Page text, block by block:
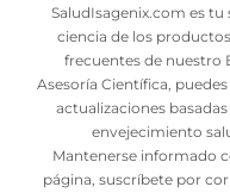
SaludIsagenix.com es tu
ciencia de los
frecuentes de nuestro
Asesoría Científica,
actualizaciones
envejecimiento
Mantenerse informado
página, suscríbete por